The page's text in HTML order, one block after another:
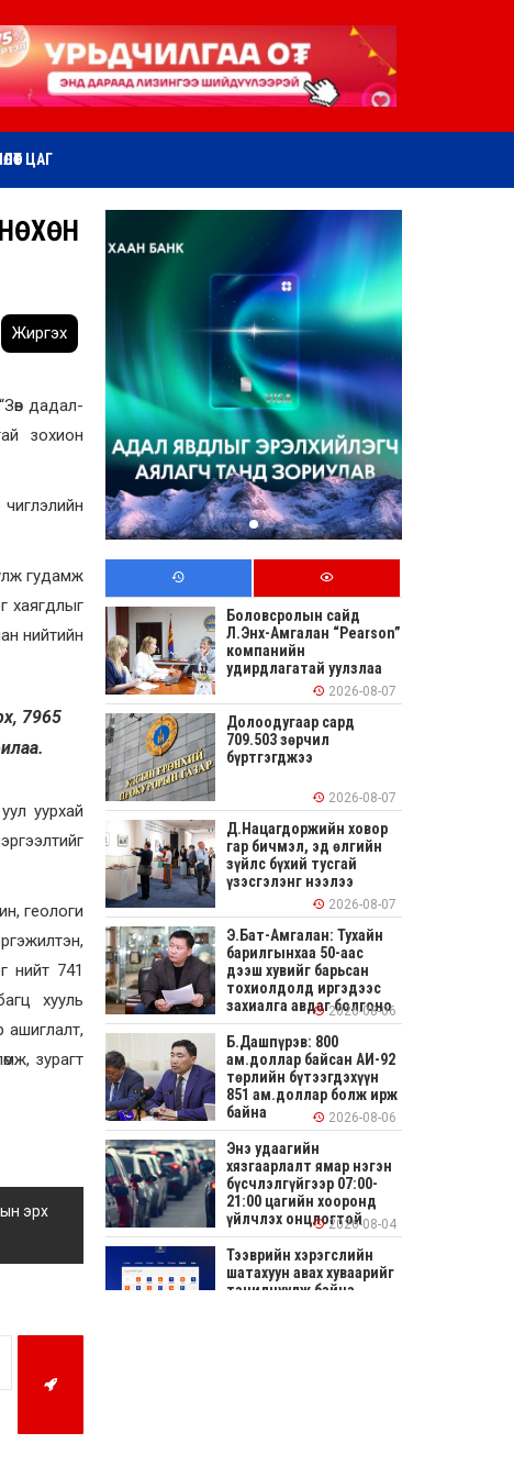
ЦАГ
Жиргэх
дадал-
зохион
чиглэлийн
гудамж
хаягдлыг
нийтийн
7965
уурхай
геологи
нийт 741
хууль
ашиглалт,
зурагт
эрх
Боловсролын сайд
Л.Энх-Амгалан “Pearson”
компанийн
удирдлагатай уулзлаа
2026-08-07
Долоодугаар сард
709.503 зөрчил
бүртгэгджээ
2026-08-07
Д.Нацагдоржийн ховор
гар бичмэл, эд өлгийн
зүйлс бүхий тусгай
үзэсгэлэнг нээлээ
2026-08-07
Э.Бат-Амгалан: Тухайн
барилгынхаа 50-аас
дээш хувийг барьсан
тохиолдолд иргэдээс
захиалга авдаг болгоно
2026-08-06
Б.Дашпүрэв: 800
ам.доллар байсан АИ-92
төрлийн бүтээгдэхүүн
851 ам.доллар болж ирж
байна
2026-08-06
Энэ удаагийн
хязгаарлалт ямар нэгэн
бүсчлэлгүйгээр 07:00-
21:00 цагийн хооронд
үйлчлэх онцлогтой2026-08-04
Тээврийн хэрэгслийн
шатахуун авах хуваарийг
танилцуулж байна